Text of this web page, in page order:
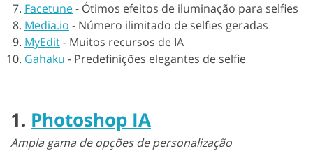
Facetune- Ótimos efeitos de iluminação para selfies
Media.io - Número ilimitado de selfies geradas
MyEdit- Muitos recursos de IA
Gahaku - Predefinições elegantes de selfie
1. Photoshop IA
Ampla gama de opções de personalização